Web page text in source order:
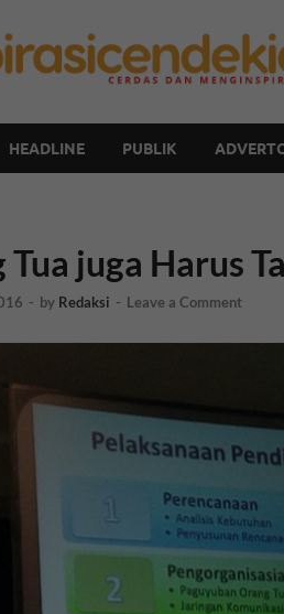
HEADLINE PUBLIK
Tua juga Harus
- by Redaksi - Leave a Comment